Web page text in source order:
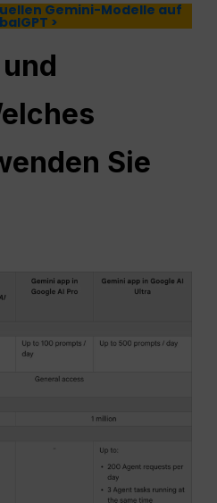
Gemini-Modelle auf
>
Sie